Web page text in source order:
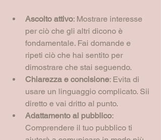
Ascolto attivo: Mostrare interesse
per ciò che gli altri dicono è
fondamentale. Fai domande e
ripeti ciò che hai sentito per
dimostrare che stai seguendo.
Chiarezza e concisione: Evita di
usare un linguaggio complicato. Sii
diretto e vai dritto al punto.
Adattamento al pubblico:
Comprendere il tuo pubblico ti